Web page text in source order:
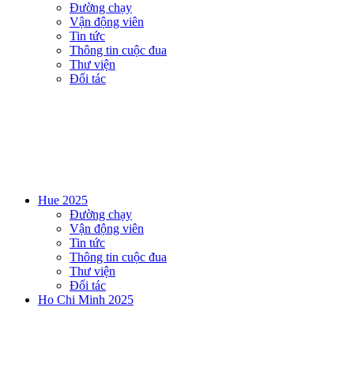
Đường chạy
Vận động viên
Tin tức
Thông tin cuộc đua
Thư viện
Đối tác
Hue 2025
Đường chạy
Vận động viên
Tin tức
Thông tin cuộc đua
Thư viện
Đối tác
Ho Chi Minh 2025